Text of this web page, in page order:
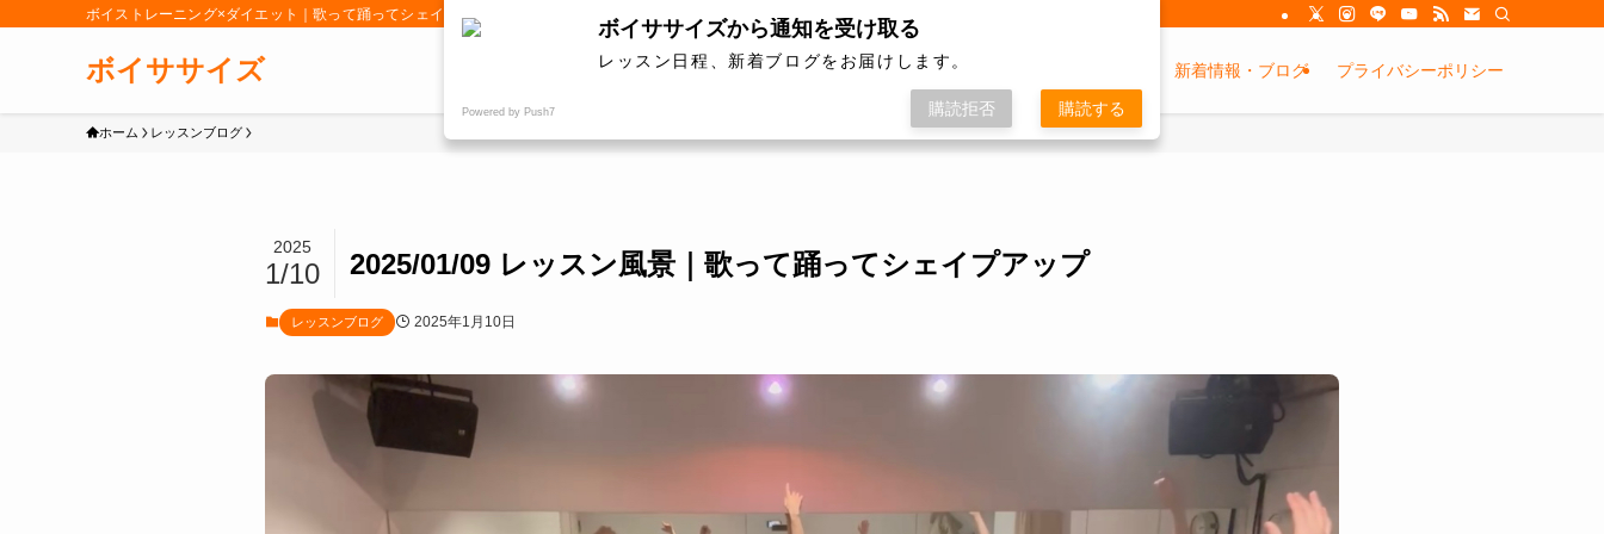
ボイストレーニング×ダイエット｜歌って踊ってシェイプアップ「女性限定」
ボイササイズ ボイササイズ レッスン開催日程 新着情報・ブログ プライバシーポリシー
ホーム レッスンブログ
2025/01/09 レッスン風景｜歌って踊ってシェイプアップ
2025
1/10
レッスンブログ 2025年1月10日
ボイササイズから通知を受け取る
レッスン日程、新着ブログをお届けします。
Powered by Push7 購読拒否 購読する